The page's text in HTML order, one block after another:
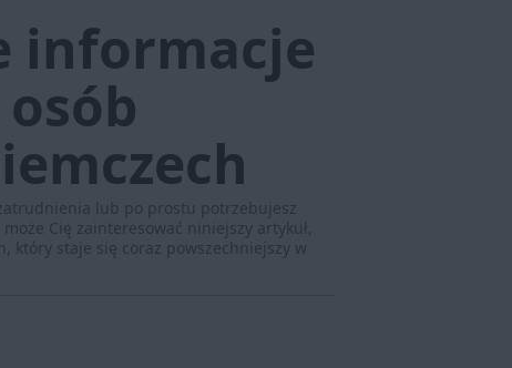
informacje
lub po prostu potrzebujesz
Cię zainteresować niniejszy artykuł,
który staje się coraz powszechniejszy w